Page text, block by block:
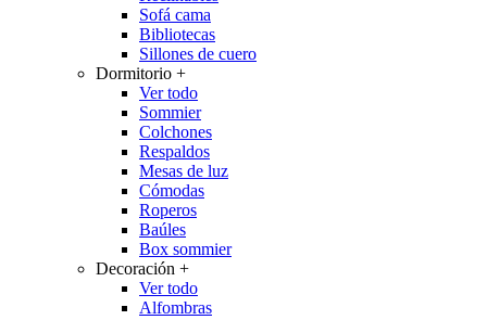
Sofá cama
Bibliotecas
Sillones de cuero
Dormitorio +
Ver todo
Sommier
Colchones
Respaldos
Mesas de luz
Cómodas
Roperos
Baúles
Box sommier
Decoración +
Ver todo
Alfombras